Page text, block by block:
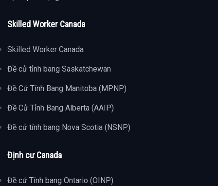
Skilled Worker Canada
Skilled Worker Canada
Đề cử tỉnh bang Saskatchewan
Đề Cử Tỉnh Bang Manitoba (MPNP)
Đề Cử Tỉnh Bang Alberta (AAIP)
Đề cử tỉnh bang Nova Scotia (NSNP)
Định cư Canada
Đề cử Tỉnh bang Ontario (OINP)